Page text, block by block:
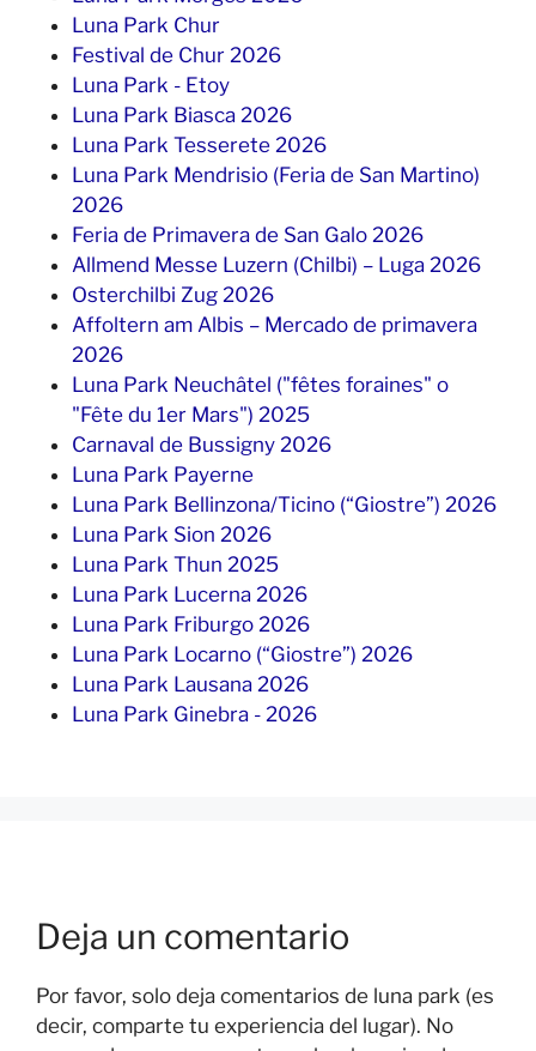
Luna Park Chur
Festival de Chur 2026
Luna Park - Etoy
Luna Park Biasca 2026
Luna Park Tesserete 2026
Luna Park Mendrisio (Feria de San Martino)
2026
Feria de Primavera de San Galo 2026
Allmend Messe Luzern (Chilbi) – Luga 2026
Osterchilbi Zug 2026
Affoltern am Albis – Mercado de primavera
2026
Luna Park Neuchâtel ("fêtes foraines" o
"Fête du 1er Mars") 2025
Carnaval de Bussigny 2026
Luna Park Payerne
Luna Park Bellinzona/Ticino (“Giostre”) 2026
Luna Park Sion 2026
Luna Park Thun 2025
Luna Park Lucerna 2026
Luna Park Friburgo 2026
Luna Park Locarno (“Giostre”) 2026
Luna Park Lausana 2026
Luna Park Ginebra - 2026
Deja un comentario
Por favor, solo deja comentarios de luna park (es
decir, comparte tu experiencia del lugar). No